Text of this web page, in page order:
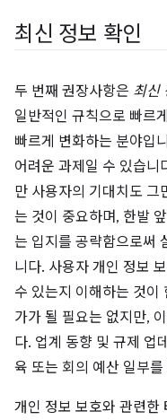
최신 정보 확인
두 번째 권장사항은 최신
일반적인 규칙으로 빠르
빠르게 변화하는 분야입
어려운 과제일 수 있습니
만 사용자의 기대치도 그
는 것이 중요하며, 한발
는 입지를 공략함으로써
니다. 사용자 개인 정보
수 있는지 이해하는 것이
가가 될 필요는 없지만, 이
다. 업계 동향 및 규제 업
육 또는 회의 예산 일부
개인 정보 보호와 관련한